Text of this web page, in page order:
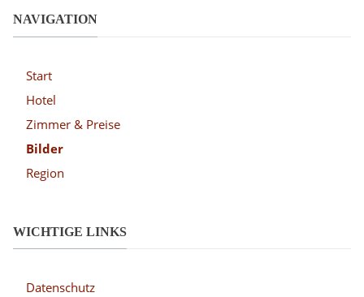
NAVIGATION
Start
Hotel
Zimmer & Preise
Bilder
Region
WICHTIGE LINKS
Datenschutz